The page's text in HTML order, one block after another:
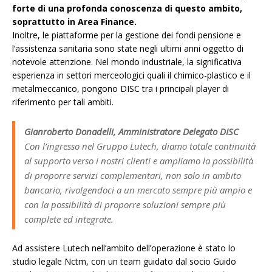
forte di una profonda conoscenza di questo ambito,
soprattutto in Area Finance.
Inoltre, le piattaforme per la gestione dei fondi pensione e
l’assistenza sanitaria sono state negli ultimi anni oggetto di
notevole attenzione. Nel mondo industriale, la significativa
esperienza in settori merceologici quali il chimico-plastico e il
metalmeccanico, pongono DISC tra i principali player di
riferimento per tali ambiti.
Gianroberto Donadelli, Amministratore Delegato DISC
Con l’ingresso nel Gruppo Lutech, diamo totale continuità
al supporto verso i nostri clienti e ampliamo la possibilità
di proporre servizi complementari, non solo in ambito
bancario, rivolgendoci a un mercato sempre più ampio e
con la possibilità di proporre soluzioni sempre più
complete ed integrate.
Ad assistere Lutech nell’ambito dell’operazione è stato lo
studio legale Nctm, con un team guidato dal socio Guido